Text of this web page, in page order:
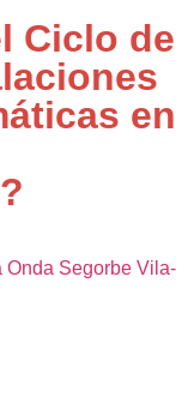
Ciclo de
en
Onda Segorbe Vila-